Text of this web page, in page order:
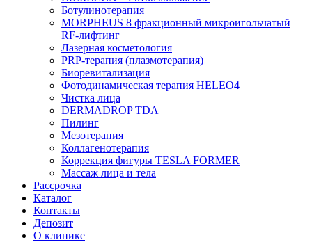
Ботулинотерапия
MORPHEUS 8 фракционный микроигольчатый
RF-лифтинг
Лазерная косметология
PRP-терапия (плазмотерапия)
Биоревитализация
Фотодинамическая терапия HELEO4
Чистка лица
DERMADROP TDA
Пилинг
Мезотерапия
Коллагенотерапия
Коррекция фигуры TESLA FORMER
Массаж лица и тела
Рассрочка
Каталог
Контакты
Депозит
О клинике